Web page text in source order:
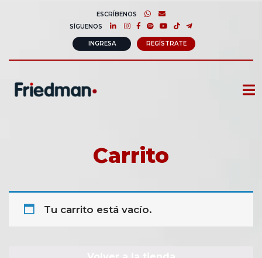
ESCRÍBENOS
SÍGUENOS
INGRESA REGÍSTRATE
COMUNIDAD FRIEDMAN
SOBRE NOSOTROS
Carrito
Tu carrito está vacío.